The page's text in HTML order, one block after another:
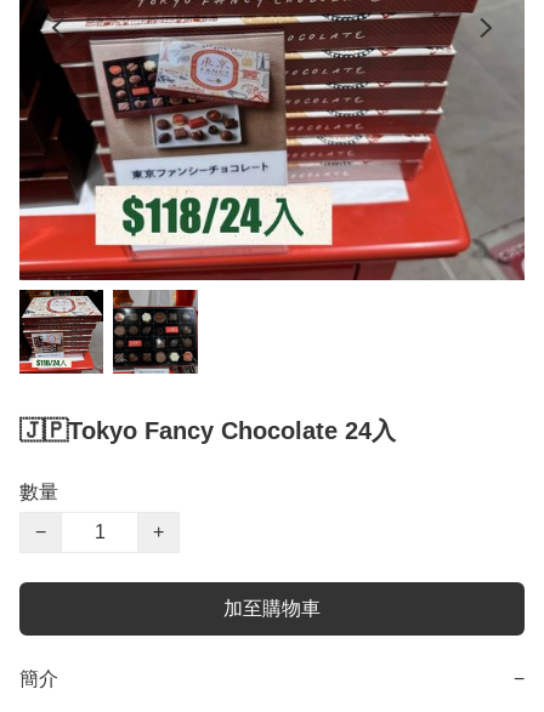
🇯🇵Tokyo Fancy Chocolate 24入
數量
−
+
加至購物車
簡介 −